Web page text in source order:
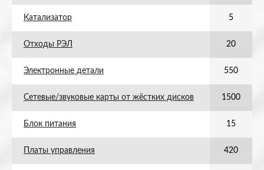
Катализатор 5
Отходы РЭЛ 20
Электронные детали 550
Сетевые/звуковые карты от жёстких дисков 1500
Блок питания 15
Платы управления 420